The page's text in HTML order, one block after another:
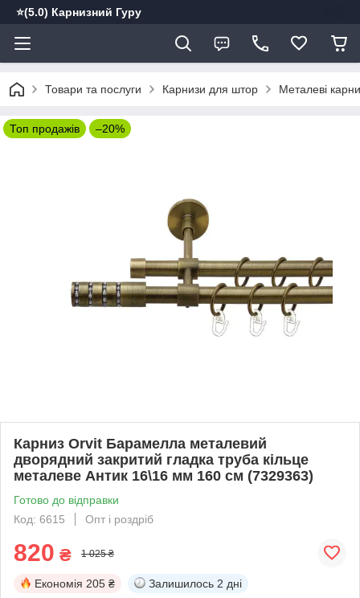
⭐️(5.0) Карнизний Гуру
Товари та послуги Карнизи для штор Металеві
Топ продажів –20%
Карниз Orvit Барамелла металевий
дворядний закритий гладка труба кільце
металеве Антик 16\16 мм 160 см (7329363)
Готово до відправки
Код: 6615
Опт і роздріб
820 ₴ 1 025 ₴
Економія 205 ₴ Залишилось 2 дні